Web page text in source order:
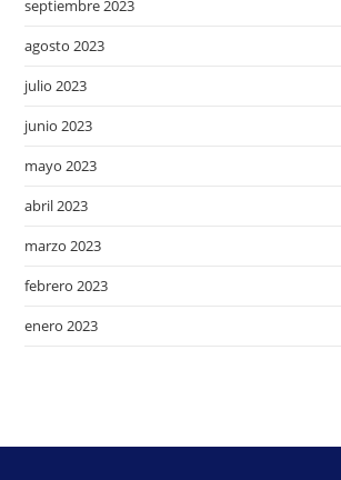
septiembre 2023
agosto 2023
julio 2023
junio 2023
mayo 2023
abril 2023
marzo 2023
febrero 2023
enero 2023